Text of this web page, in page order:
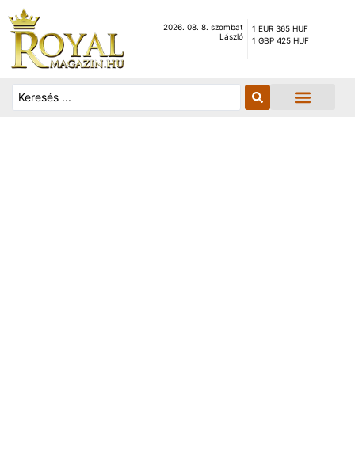
2026. 08. 8. szombat
László
1 EUR 365 HUF
1 GBP 425 HUF